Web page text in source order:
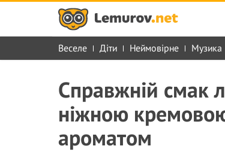
Веселе Діти Неймовірне Музика
Справжній смак
ніжною
ароматом